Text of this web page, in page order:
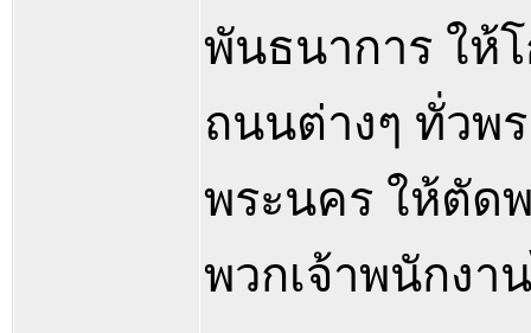
พันธนาการ ให้
ถนนต่างๆ ทั่วพ
พระนคร ให้ตัด
พวกเจ้าพนักง